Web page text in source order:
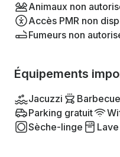
Animaux non
Accès PMR non
Fumeurs non
Équipements
Jacuzzi Barbecue
Parking gratuit
Sèche-linge